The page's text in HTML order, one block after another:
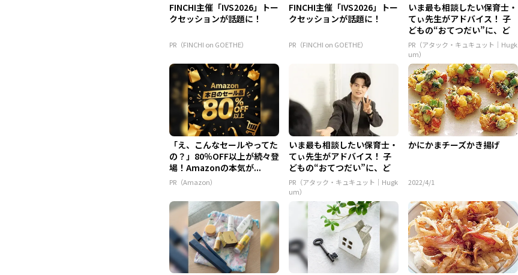
FINCHI主催「IVS2026」トー
クセッションが話題に！
PR（FINCHI on GOETHE）
FINCHI主催「IVS2026」トー
クセッションが話題に！
PR（FINCHI on GOETHE）
いま最も相談したい保育士・
てぃ先生がアドバイス！ 子
どもの“おてつだい”に、ど
ん...
PR（アタック・キュキュット｜Hugk
um）
「え、こんなセールやってた
の？」80％OFF以上が続々登
場！Amazonの本気が...
PR（Amazon）
いま最も相談したい保育士・
てぃ先生がアドバイス！ 子
どもの“おてつだい”に、ど
ん...
PR（アタック・キュキュット｜Hugk
um）
かにかまチーズかき揚げ
2022/4/1